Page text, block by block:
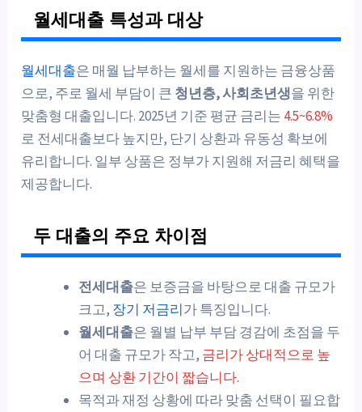
월세대출 특성과 대상
월세대출은 매월 납부하는 월세를 지원하는 금융상품
으로, 주로 월세 부담이 큰 청년층, 사회초년생을 위한
맞춤형 대출입니다. 2025년 기준 평균 금리는 4.5~6.8%
로 전세대출보다 높지만, 단기 상환과 유동성 확보에
유리합니다. 일부 상품은 정부가 지원해 저금리 혜택을
제공합니다.
두 대출의 주요 차이점
전세대출은 보증금을 바탕으로 대출 규모가
크고, 장기 저금리가 특징입니다.
월세대출은 월별 납부 부담 경감에 초점을 두
어 대출 규모가 작고, 금리가 상대적으로 높
으며 상환 기간이 짧습니다.
목적과 재정 상황에 따라 맞춤 선택이 필요합